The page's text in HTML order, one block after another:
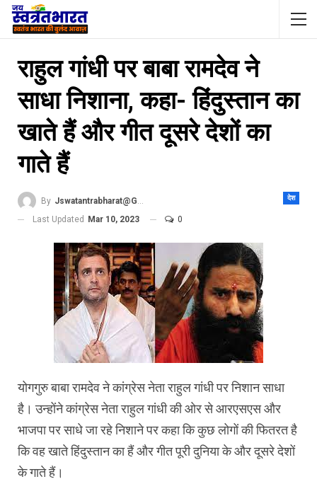
राहुल गांधी पर बाबा रामदेव ने
साधा निशाना, कहा- हिंदुस्तान का
खाते हैं और गीत दूसरे देशों का
गाते हैं
देश
By Jswatantrabharat@gmail.com
Last Updated Mar 10, 2023 0
योगगुरु बाबा रामदेव ने कांग्रेस नेता राहुल गांधी पर निशान साधा
है। उन्होंने कांग्रेस नेता राहुल गांधी की ओर से आरएसएस और
भाजपा पर साधे जा रहे निशाने पर कहा कि कुछ लोगों की फितरत है
कि वह खाते हिंदुस्तान का हैं और गीत पूरी दुनिया के और दूसरे देशों
के गाते हैं।